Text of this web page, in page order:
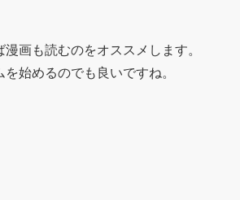
画も読むのをオススメします。
始めるのでも良いですね。